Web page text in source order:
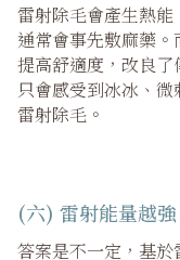
雷射除毛會產生熱能
通常會事先敷麻藥
提高舒適度，改良
只會感受到冰冰、
雷射除毛。
(六) 雷射能量越
答案是不一定，基